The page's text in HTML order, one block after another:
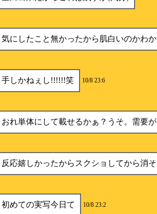
気にしたこと無かったから肌白いのかわ
手しかねぇし!!!!!!笑 10/8 23:6
おれ単体にして載せるかぁ？うそ。需要
反応嬉しかったからスクショしてから消
初めての実写今日て 10/8 23:2